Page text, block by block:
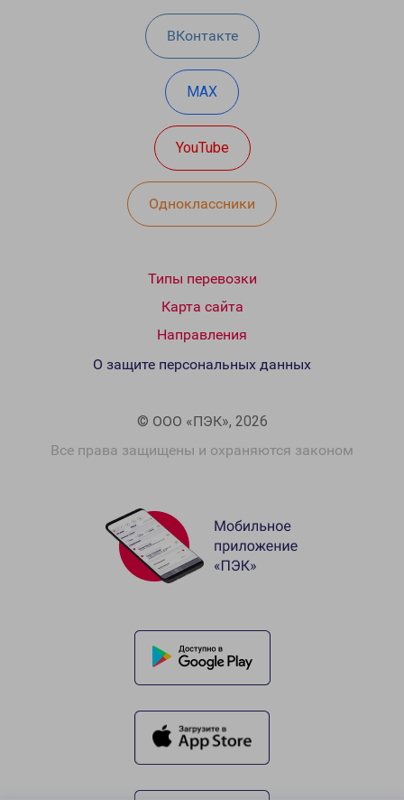
ВКонтакте
MAX
YouTube
Одноклассники
Типы перевозки
Карта сайта
Направления
© ООО «ПЭК», 2026
Все права защищены и охраняются законом
О защите персональных данных